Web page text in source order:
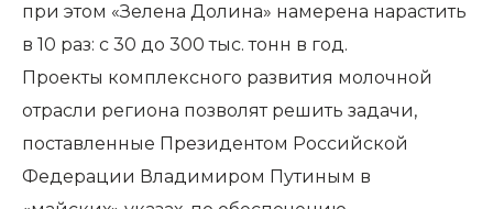
при этом «Зелена Долина» намерена нарастить
в 10 раз: с 30 до 300 тыс. тонн в год.
Проекты комплексного развития молочной
отрасли региона позволят решить задачи,
поставленные Президентом Российской
Федерации Владимиром Путиным в